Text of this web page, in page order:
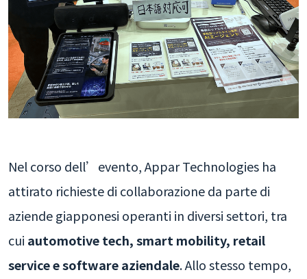
Nel corso dell’evento, Appar Technologies ha
attirato richieste di collaborazione da parte di
aziende giapponesi operanti in diversi settori, tra
cui automotive tech, smart mobility, retail
service e software aziendale. Allo stesso tempo,